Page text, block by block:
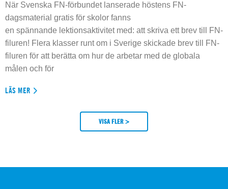
När Svenska FN-förbundet lanserade höstens FN-
dagsmaterial gratis för skolor fanns
en spännande lektionsaktivitet med: att skriva ett brev till FN-
filuren! Flera klasser runt om i Sverige skickade brev till FN-
filuren för att berätta om hur de arbetar med de globala
målen och för
LÄS MER
VISA FLER >